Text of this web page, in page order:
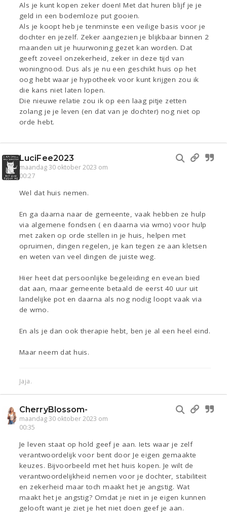
Als je kunt kopen zeker doen! Met dat huren blijf je je
geld in een bodemloze put gooien.
Als je koopt heb je tenminste een veilige basis voor je
dochter en jezelf. Zeker aangezien je blijkbaar binnen 2
maanden uit je huurwoning gezet kan worden. Dat
geeft zoveel onzekerheid, zeker in deze tijd van
woningnood. Dus als je nu een geschikt huis op het
oog hebt waar je hypotheek voor kunt krijgen zou ik
die kans niet laten lopen.
Die nieuwe relatie zou ik op een laag pitje zetten
zolang je je leven (en dat van je dochter) nog niet op
orde hebt.
LuciFee2023
maandag 30 oktober 2023 om
00:27
Wel dat huis nemen.
En ga daarna naar de gemeente, vaak hebben ze hulp
via algemene fondsen ( en daarna via wmo) voor hulp
met zaken op orde stellen in je huis, helpen met
opruimen, dingen regelen, je kan tegen ze aan kletsen
en weten van veel dingen de juiste weg.
Hier heet dat persoonlijke begeleiding en evean bied
dat aan, maar gemeente betaald de eerst 40 uur uit
landelijke pot en daarna als nog nodig loopt vaak via
de wmo.
En als je dan ook therapie hebt, ben je al een heel eind.
Maar neem dat huis.
Jaja.
CherryBlossom-
maandag 30 oktober 2023 om
00:35
Je leven staat op hold geef je aan. Iets waar je zelf
verantwoordelijk voor bent door Je eigen gemaakte
keuzes. Bijvoorbeeld met het huis kopen. Je wilt de
verantwoordelijkheid nemen voor je dochter, stabiliteit
en zekerheid maar toch maakt het je angstig. Wat
maakt het je angstig? Omdat je niet in je eigen kunnen
gelooft want je ziet je het niet doen geef je aan.